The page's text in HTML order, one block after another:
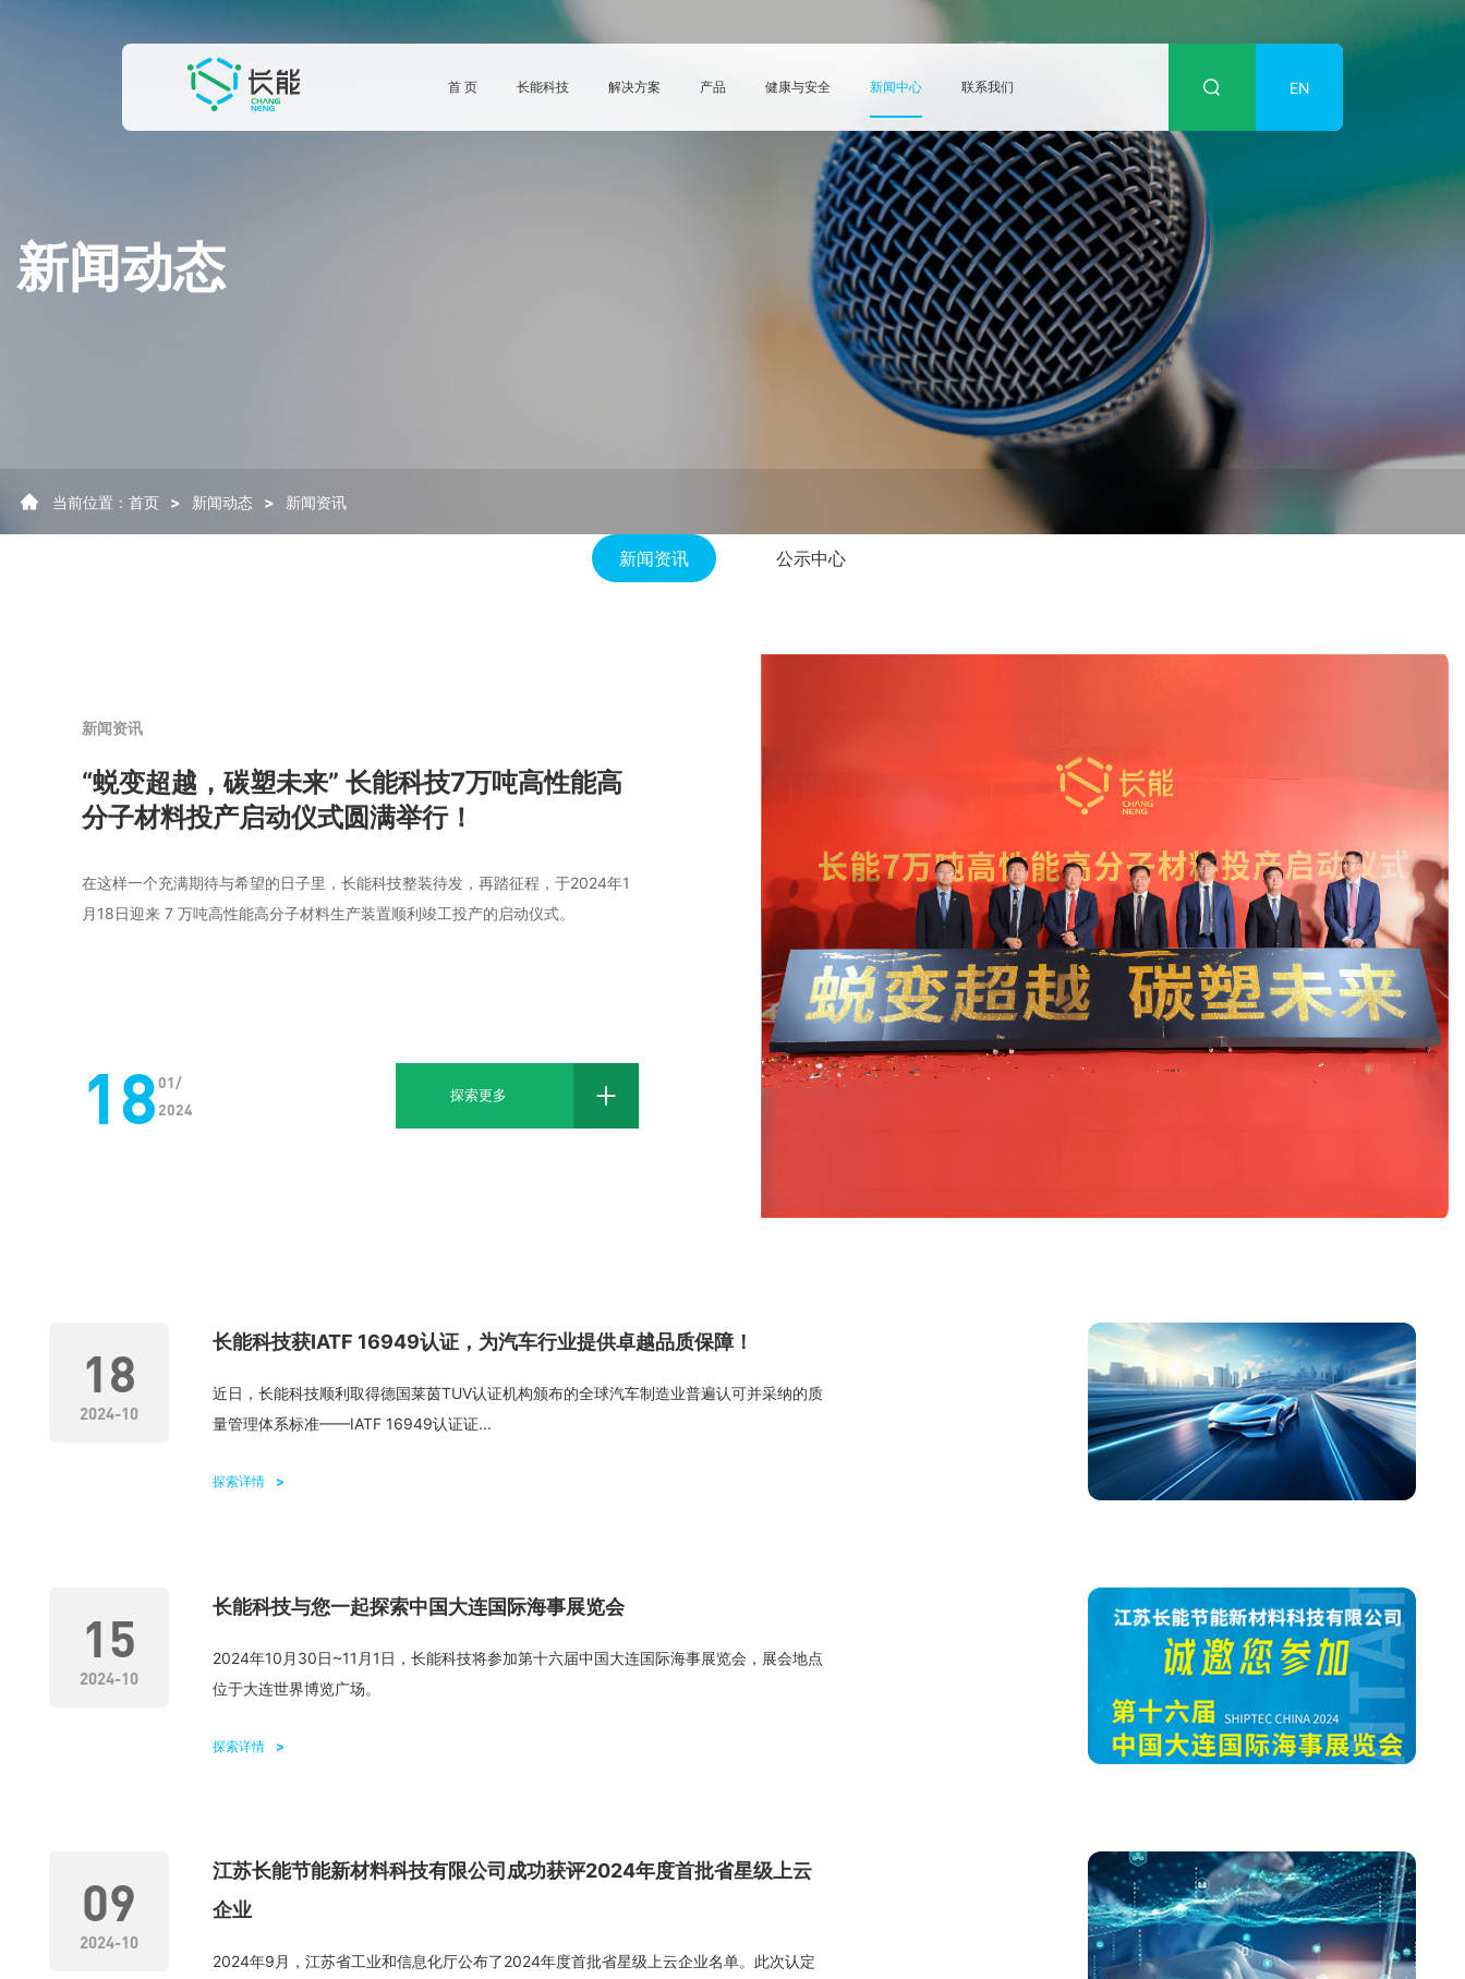
首 页 长能科技 解决方案 产品 健康与安全 新闻中心 联系我们 EN
新闻动态
当前位置： 首页 > 新闻动态 > 新闻资讯
新闻资讯 公示中心
新闻资讯
“蜕变超越，碳塑未来” 长能科技7万吨高性能高
分子材料投产启动仪式圆满举行！
在这样一个充满期待与希望的日子里，长能科技整装待发，再踏征程，于2024年1
月18日迎来 7 万吨高性能高分子材料生产装置顺利竣工投产的启动仪式。
1801/
2024
探索更多
18
2024-10
长能科技获IATF 16949认证，为汽车行业提供卓越品质保障！
近日，长能科技顺利取得德国莱茵TUV认证机构颁布的全球汽车制造业普遍认可并采纳的质
量管理体系标准——IATF 16949认证证...
探索详情
15
2024-10
长能科技与您一起探索中国大连国际海事展览会
2024年10月30日~11月1日，长能科技将参加第十六届中国大连国际海事展览会，展会地点
位于大连世界博览广场。
探索详情
09
2024-10
江苏长能节能新材料科技有限公司成功获评2024年度首批省星级上云
企业
2024年9月，江苏省工业和信息化厅公布了2024年度首批省星级上云企业名单。此次认定